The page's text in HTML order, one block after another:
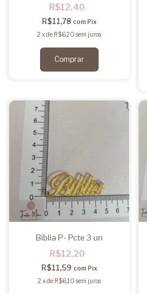
R$12,40
R$11,78 com Pix
2 xde R$6,20 sem juros
Bíblia P- Pcte 3 un
R$12,20
R$11,59 com Pix
2 xde R$6,10 sem juros